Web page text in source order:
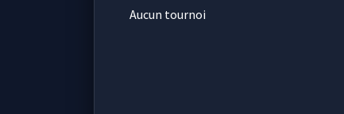
Aucun tournoi